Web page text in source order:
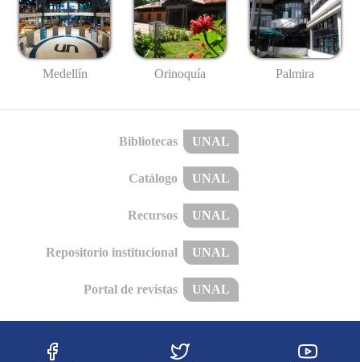
Medellín Orinoquía Palmira
Bibliotecas UNAL
Catálogo UNAL
Recursos UNAL
Repositorio institucional UNAL
Portal de revistas UNAL